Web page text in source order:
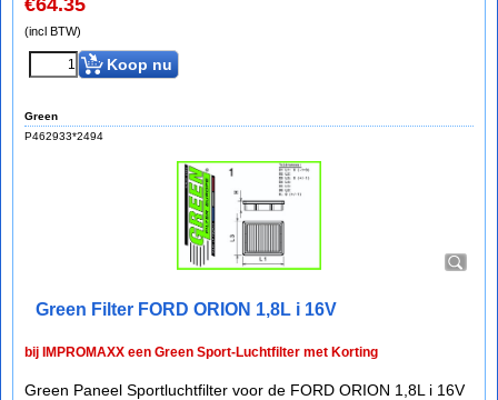
€64.35
(incl BTW)
Koop nu
Green
P462933*2494
Green Filter FORD ORION 1,8L i 16V
bij IMPROMAXX een Green Sport-Luchtfilter met Korting
Green Paneel Sportluchtfilter voor de FORD ORION 1,8L i 16V